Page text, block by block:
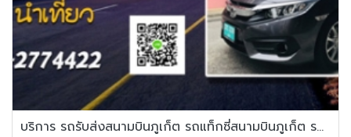
บริการ รถรับส่งสนามบินภูเก็ต รถแท็กซี่สนามบินภูเก็ต รถไปสนามบิน